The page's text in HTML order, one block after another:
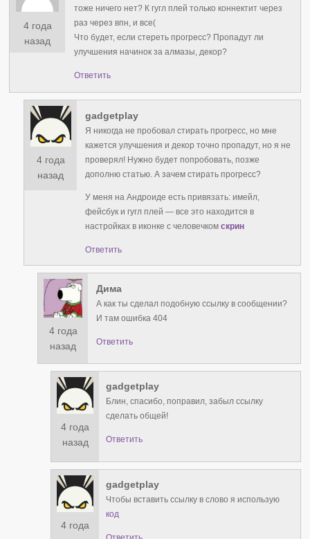
4 года
назад
тоже ничего нет? К гугл плей только коннектит через
раз через впн, и все(
Что будет, если стереть прогресс? Пропадут ли
улучшения начинок за алмазы, декор?
Ответить
4 года
назад
gadgetplay
Я никогда не пробовал стирать прогресс, но мне
кажется улучшения и декор точно пропадут, но я не
проверял! Нужно будет попробовать, позже
дополню статью. А зачем стирать прогресс?
У меня на Андроиде есть привязать: имейл,
фейсбук и гугл плей — все это находится в
настройках в иконке с человечкомскрин
Ответить
4 года
назад
Дима
А как ты сделал подобную ссылку в сообщении?
И там ошибка 404
Ответить
4 года
назад
gadgetplay
Блин, спасибо, поправил, забыл ссылку
сделать общей!
Ответить
4 года
gadgetplay
Чтобы вставить ссылку в слово я использую
код